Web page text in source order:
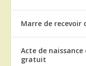
Marre de recevoir
Acte de
gratuit